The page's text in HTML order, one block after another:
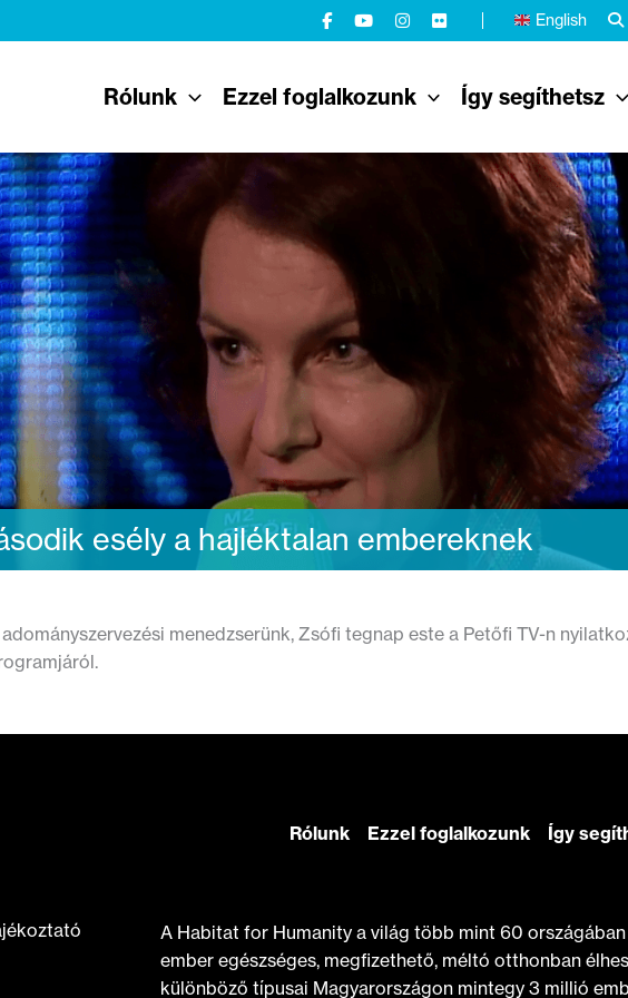
English
Rólunk Ezzel foglalkozunk Így segíthetsz
esély a hajléktalan embereknek
menedzserünk, Zsófi tegnap este a Petőfi TV-n
Rólunk Ezzel foglalkozunk Így
A Habitat for Humanity a világ több mint 60
ember egészséges, megfizethető, méltó otthonban
különböző típusai Magyarországon mintegy 3 millió